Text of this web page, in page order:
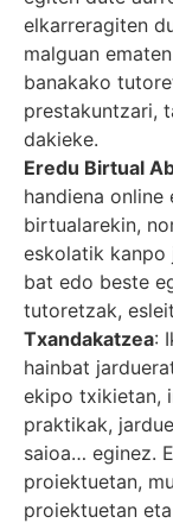
elkarreragiten
malguan
banakako
prestakuntzari,
dakieke.
Eredu Birtual
handiena online
birtualarekin,
eskolatik kanpo
bat edo beste
tutoretzak,
Txandakatzea:
hainbat
ekipo txikietan,
praktikak,
saioa… eginez.
proiektuetan,
proiektuetan